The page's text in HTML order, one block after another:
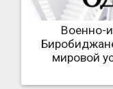
Военно-
мировой